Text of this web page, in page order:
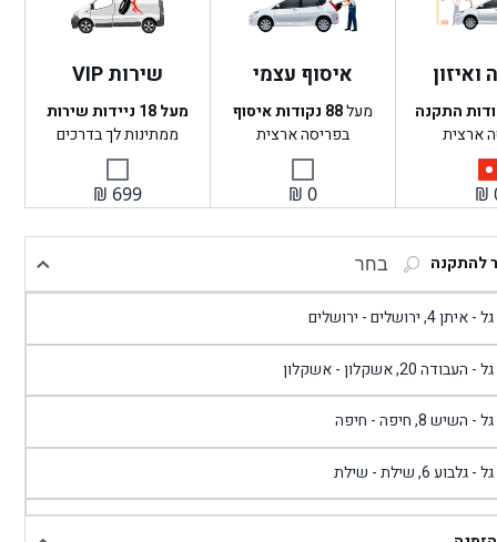
התקנה
ארצית
₪
איסוף עצמי
מעל88 נקודות איסוף
בפריסה ארצית
₪ 0
שירות VIP
מעל 18 ניידות שירות
ממתינות לך בדרכים
₪ 699
להתקנה בחר
4, ירושלים - ירושלים
העבודה 20, אשקלון - אשקלון
- השיש 8, חיפה - חיפה
- גלבוע 6, שילת - שילת
- פוריידיס, כניסה צפונית מול כביש 4 - פרדיס